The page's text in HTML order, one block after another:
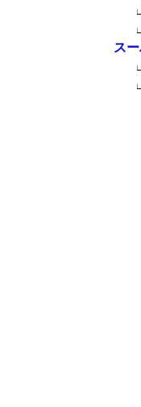
∟
∟
ス
∟
∟